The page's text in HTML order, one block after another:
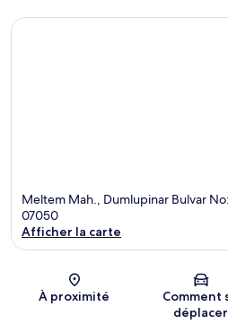
Meltem Mah., Dumlupinar Bulvar
07050
Afficher la carte
À proximité
Comment
déplacer